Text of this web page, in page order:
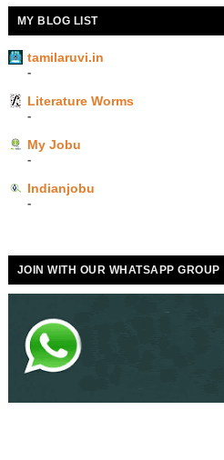
MY BLOG LIST
tamilaruvi.in
-
Literature Worms
-
My Jobu
-
Indianjobu
-
JOIN WITH OUR WHATSAPP GROUP